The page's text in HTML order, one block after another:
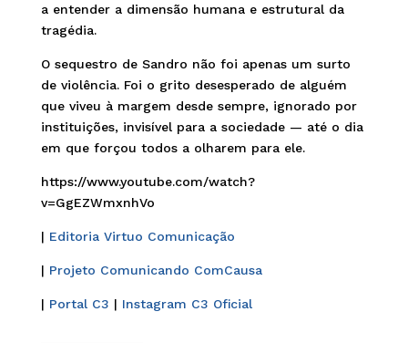
a entender a dimensão humana e estrutural da
tragédia.
O sequestro de Sandro não foi apenas um surto
de violência. Foi o grito desesperado de alguém
que viveu à margem desde sempre, ignorado por
instituições, invisível para a sociedade — até o dia
em que forçou todos a olharem para ele.
https://www.youtube.com/watch?
v=GgEZWmxnhVo
| Editoria Virtuo Comunicação
| Projeto Comunicando ComCausa
| Portal C3 | Instagram C3 Oficial